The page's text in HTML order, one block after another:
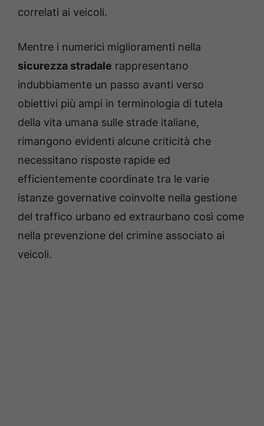
correlati ai veicoli.
Mentre i numerici miglioramenti nella
sicurezza stradale rappresentano
indubbiamente un passo avanti verso
obiettivi più ampi in terminologia di tutela
della vita umana sulle strade italiane,
rimangono evidenti alcune criticità che
necessitano risposte rapide ed
efficientemente coordinate tra le varie
istanze governative coinvolte nella gestione
del traffico urbano ed extraurbano così come
nella prevenzione del crimine associato ai
veicoli.